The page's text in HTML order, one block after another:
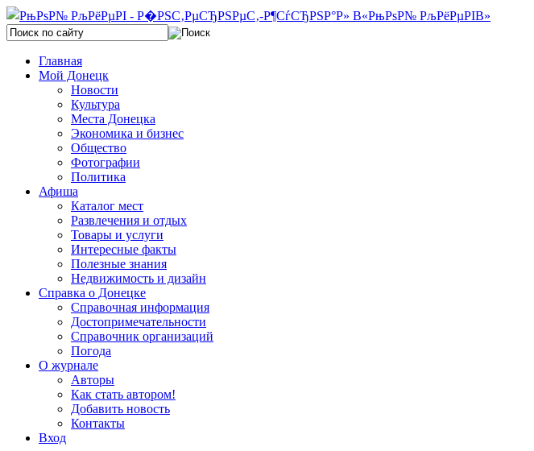
Главная
Мой Донецк
Новости
Культура
Места Донецка
Экономика и бизнес
Общество
Фотографии
Политика
Афиша
Каталог мест
Развлечения и отдых
Товары и услуги
Интересные факты
Полезные знания
Недвижимость и дизайн
Справка о Донецке
Справочная информация
Достопримечательности
Справочник организаций
Погода
О журнале
Авторы
Как стать автором!
Добавить новость
Контакты
Вход